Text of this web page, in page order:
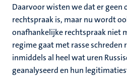
Daarvoor wisten we dat er geen
rechtspraak is, maar nu wordt
onafhankelijke rechtspraak niet
regime gaat met rasse
inmiddels al heel wat uren
geanalyseerd en hun